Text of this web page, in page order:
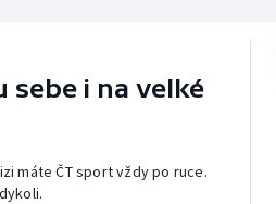
sebe i na velké
máte ČT sport vždy po ruce.